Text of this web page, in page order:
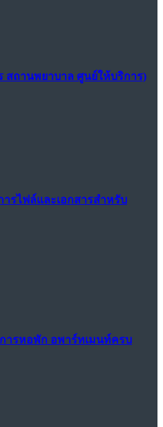
สถานพยาบาล ศูนย์ให้บริการ)
ารไฟล์และเอกสารสำหรับ
ารหอพัก อพาร์ทเมนท์ครบ